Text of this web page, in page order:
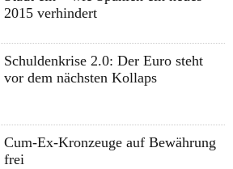
2015 verhindert
Schuldenkrise 2.0: Der Euro steht
vor dem nächsten Kollaps
Cum-Ex-Kronzeuge auf Bewährung
frei